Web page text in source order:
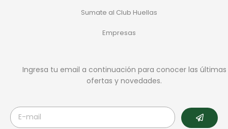
Sumate al Club Huellas
Empresas
Ingresa tu email a continuación para conocer las últimas
ofertas y novedades.